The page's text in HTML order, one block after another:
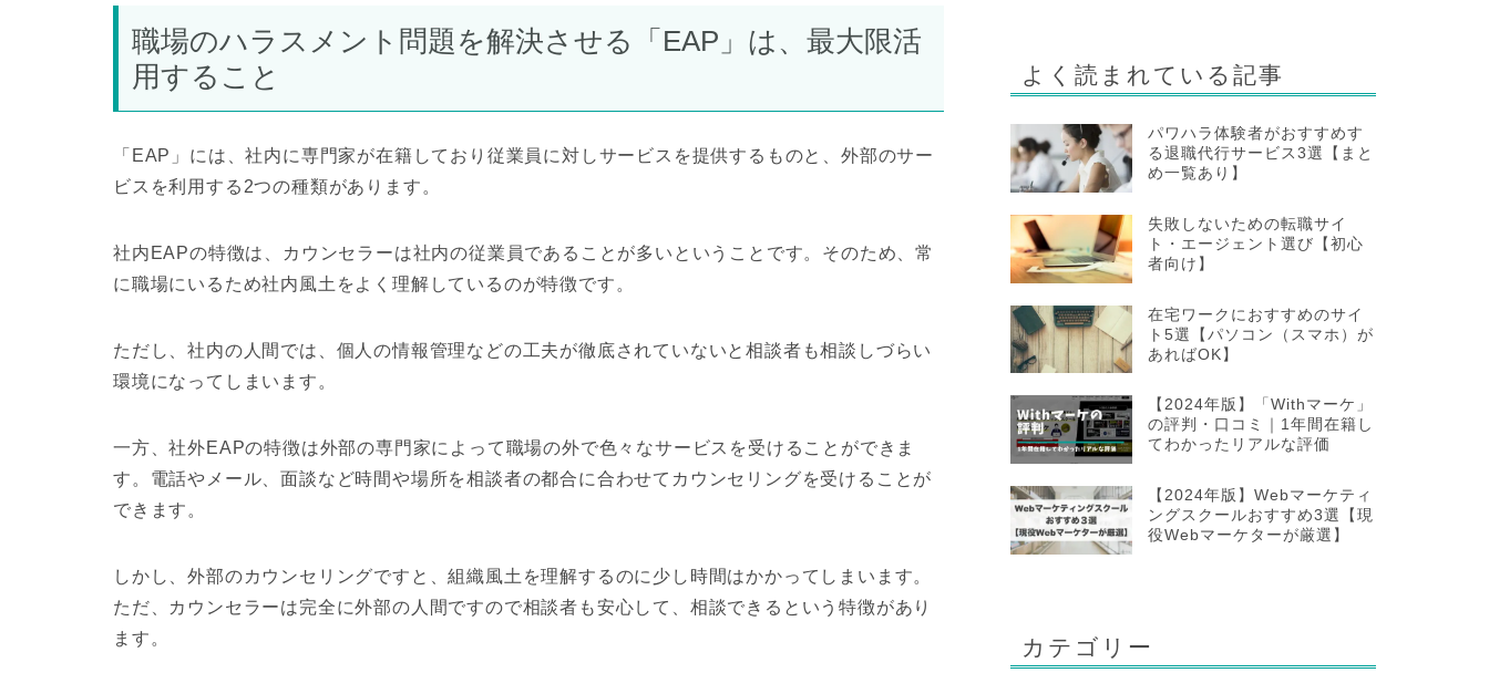
職場のハラスメント問題を解決させる「EAP」は、最大限活
用すること
「EAP」には、社内に専門家が在籍しており従業員に対しサービスを提供するものと、外部のサー
ビスを利用する2つの種類があります。
社内EAPの特徴は、カウンセラーは社内の従業員であることが多いということです。そのため、常
に職場にいるため社内風土をよく理解しているのが特徴です。
ただし、社内の人間では、個人の情報管理などの工夫が徹底されていないと相談者も相談しづらい
環境になってしまいます。
一方、社外EAPの特徴は外部の専門家によって職場の外で色々なサービスを受けることができま
す。電話やメール、面談など時間や場所を相談者の都合に合わせてカウンセリングを受けることが
できます。
しかし、外部のカウンセリングですと、組織風土を理解するのに少し時間はかかってしまいます。
ただ、カウンセラーは完全に外部の人間ですので相談者も安心して、相談できるという特徴があり
ます。
よく読まれている記事
パワハラ体験者がおすすめす
る退職代行サービス3選【まと
め一覧あり】
失敗しないための転職サイ
ト・エージェント選び【初心
者向け】
在宅ワークにおすすめのサイ
ト5選【パソコン（スマホ）が
あればOK】
【2024年版】「Withマーケ」
の評判・口コミ｜1年間在籍し
てわかったリアルな評価
【2024年版】Webマーケティ
ングスクールおすすめ3選【現
役Webマーケターが厳選】
カテゴリー